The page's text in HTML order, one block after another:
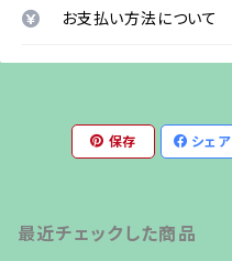
お支払い方法について
保存 シェア
最近チェックした商品